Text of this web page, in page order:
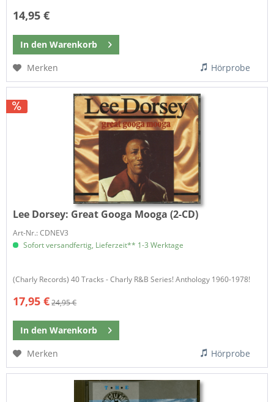
14,95 €
In den Warenkorb
Merken
Hörprobe
Lee Dorsey: Great Googa Mooga (2-CD)
Art-Nr.: CDNEV3
Sofort versandfertig, Lieferzeit** 1-3 Werktage
(Charly Records) 40 Tracks - Charly R&B Series! Anthology 1960-1978!
17,95 €24,95 €
In den Warenkorb
Merken
Hörprobe